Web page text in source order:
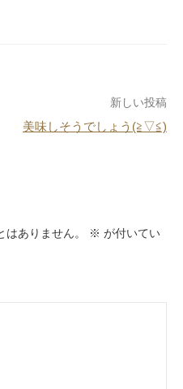
新しい投稿
美味しそうでしょう(≧▽≦)
ありません。 ※ が付いてい